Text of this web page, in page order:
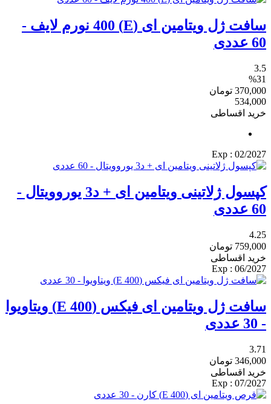
سافت ژل ویتامین ای (E) 400 نورم لایف -
60 عددی
3.5
%31
370,000 تومان
534,000
خرید اقساطی
02/2027
: Exp
کپسول ژلاتینی ویتامین ای + د3 یوروویتال -
60 عددی
4.25
759,000 تومان
خرید اقساطی
06/2027
: Exp
سافت ژل ویتامین ای فیکس (E 400) ویتاویوا
- 30 عددی
3.71
346,000 تومان
خرید اقساطی
07/2027
: Exp